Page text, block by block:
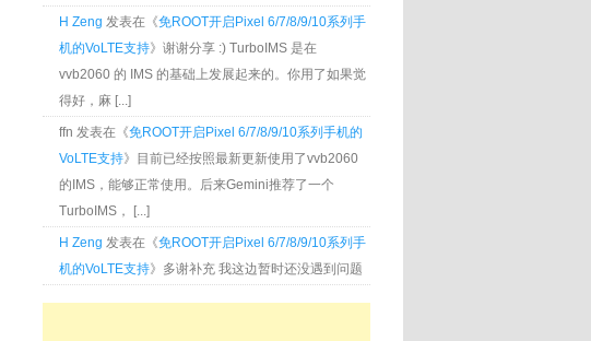
H Zeng 发表在《免ROOT开启Pixel 6/7/8/9/10系列手
机的VoLTE支持》谢谢分享 :) TurboIMS 是在
vvb2060 的 IMS 的基础上发展起来的。你用了如果觉
得好，麻 [...]
ffn 发表在《免ROOT开启Pixel 6/7/8/9/10系列手机的
VoLTE支持》目前已经按照最新更新使用了vvb2060
的IMS，能够正常使用。后来Gemini推荐了一个
TurboIMS， [...]
H Zeng 发表在《免ROOT开启Pixel 6/7/8/9/10系列手
机的VoLTE支持》多谢补充 我这边暂时还没遇到问题